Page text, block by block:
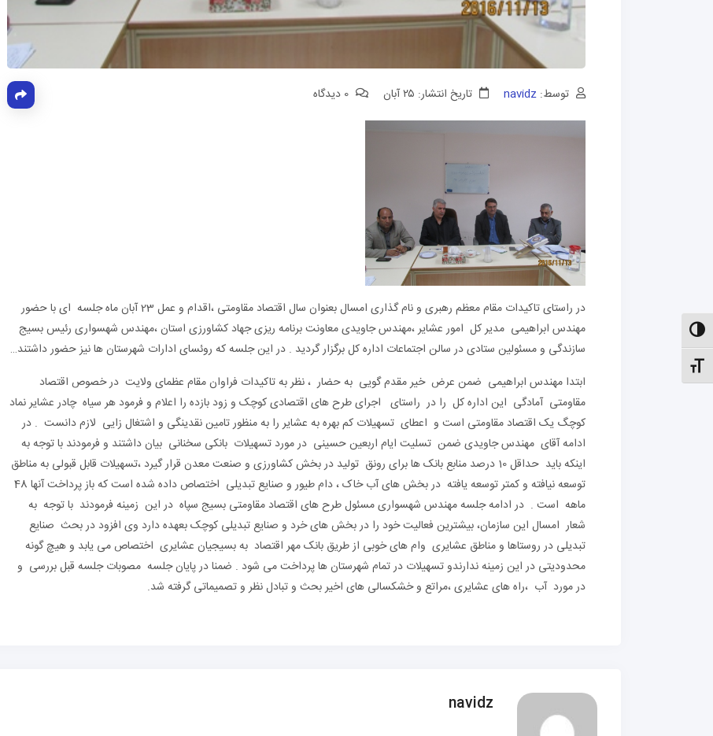
حالت کنتراست بالا
تنظیم اندازهٔ فونت
توسط: navidz تاریخ انتشار: ۲۵ آبان
در راستای تاکیدات مقام معظم رهبری و نام گذاری امسال بعنوان سال اقتصاد مقاومتی ،اقدام و عمل 23 آبان ماه جلسه ای با حضور
مهندس ابراهیمی مدیر کل امور عشایر ،مهندس جاویدی معاونت برنامه ریزی جهاد کشاورزی استان ،مهندس شهسواری رئیس بسیج
سازندگی و مسئولین ستادی در سالن اجتماعات اداره کل برگزار گردید . در این جلسه که روئسای ادارات شهرستان ها نیز حضور داشتند…
ابتدا مهندس ابراهیمی ضمن عرض خیر مقدم گویی به حضار ، نظر به تاکیدات فراوان مقام عظمای ولایت در خصوص اقتصاد
مقاومتی آمادگی این اداره کل را در راستای اجرای طرح های اقتصادی کوچک و زود بازده را اعلام و فرمود هر سیاه چادر عشایر نماد
کوچگ یک اقتصاد مقاومتی است و اعطای تسهیلات کم بهره به عشایر را به منظور تامین نقدینگی و اشتغال زایی لازم دانست . در
ادامه آقای مهندس جاویدی ضمن تسلیت ایام اربعین حسینی در مورد تسهیلات بانکی سخنانی بیان داشتند و فرمودند با توجه به
اینکه باید حداقل 10 درصد منابع بانک ها برای رونق تولید در بخش کشاورزی و صنعت معدن قرار گیرد ،تسهیلات قابل قبولی به مناطق
توسعه نیافته و کمتر توسعه یافته در بخش های آب خاک ، دام طیور و صنایع تبدیلی اختصاص داده شده است که باز پرداخت آنها 48
ماهه است . در ادامه جلسه مهندس شهسواری مسئول طرح های اقتصاد مقاومتی بسیج سپاه در این زمینه فرمودند با توجه به
شعار امسال این سازمان، بیشترین فعالیت خود را در بخش های خرد و صنایع تبدیلی کوچک بعهده دارد وی افزود در بحث صنایع
تبدیلی در روستاها و مناطق عشایری وام های خوبی از طریق بانک مهر اقتصاد به بسیجیان عشایری اختصاص می یابد و هیچ گونه
محدودیتی در این زمینه ندارندو تسهیلات در تمام شهرستان ها پرداخت می شود . ضمنا در پایان جلسه مصوبات جلسه قبل بررسی و
در مورد آب ،راه های عشایری ،مراتع و خشکسالی های اخیر بحث و تبادل نظر و تصمیماتی گرفته شد.
navidz